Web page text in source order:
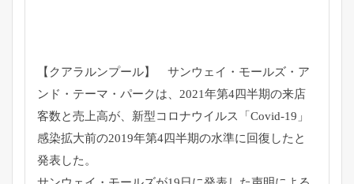
【クアラルンプール】 サンウェイ・モールズ・ア
ンド・テーマ・パークは、2021年第4四半期の来店
客数と売上高が、新型コロナウイルス「Covid-19」
感染拡大前の2019年第4四半期の水準に回復したと
発表した。